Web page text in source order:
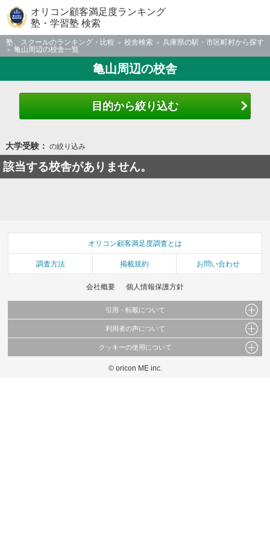
オリコン顧客満足度ランキング
塾・学習塾 検索
塾、スクールのランキング・比較 校舎検索
兵庫県の駅・市区町村から探す
亀山周辺の校舎一覧
亀山周辺の校舎
目的から絞り込む
大学受験： の絞り込み
該当する校舎がありません。
オリコン顧客満足度調査とは
調査方法 掲載規約 お問い合わせ
会社概要 個人情報保護方針
引用・転載について
当サイトで公開されている情報（文字、写真、イラスト、画像データ等）及びこれらの配
これらの情報を権利者の許可なく無断転載・複製などの二次利用を行うことは固く禁じて
利用者の声について
当サイトに掲載している内容はすべてサービスの利用者が提出された見解・感想です。
弊社の見解・ 意見ではないことをご理解いただいた上でご覧ください。
クッキーの使用について
このサイトでは Cookie を使用して、ユーザーに合わせたコンテンツや広告の表示、ソー
© oricon ME inc.